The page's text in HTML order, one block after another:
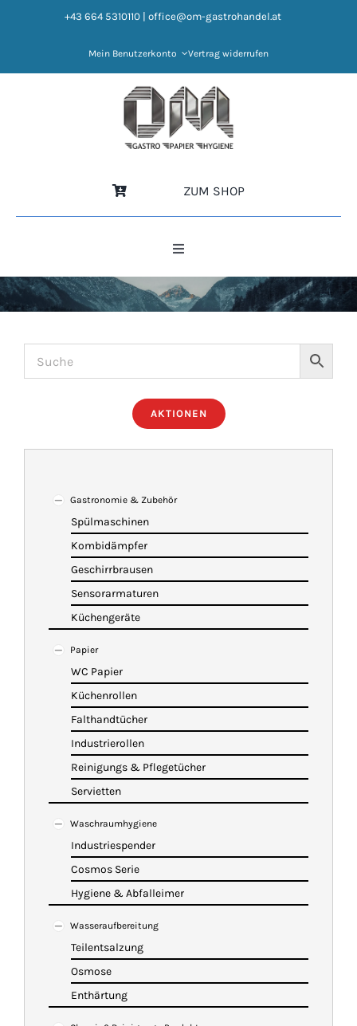
+43 664 5310110 office@om-gastrohandel.at
Mein Benutzerkonto Vertrag widerrufen
ZUM SHOP
Toggle
HOME
NEWS
IMBISSANHÄNGER
KATALOG
WARENKORB
AKTIONEN
Gastronomie & Zubehör
Spülmaschinen
Kombidämpfer
Geschirrbrausen
Sensorarmaturen
Küchengeräte
Papier
WC Papier
Küchenrollen
Falthandtücher
Industrierollen
Reinigungs & Pflegetücher
Servietten
Waschraumhygiene
Industriespender
Cosmos Serie
Hygiene & Abfalleimer
Wasseraufbereitung
Teilentsalzung
Osmose
Enthärtung